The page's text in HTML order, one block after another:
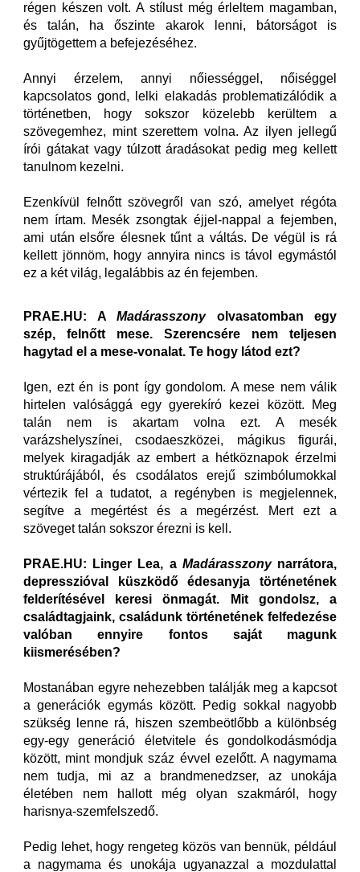
régen készen volt. A stílust még érleltem magamban,
és talán, ha őszinte akarok lenni, bátorságot is
gyűjtögettem a befejezéséhez.
Annyi érzelem, annyi nőiességgel, nőiséggel
kapcsolatos gond, lelki elakadás problematizálódik a
történetben, hogy sokszor közelebb kerültem a
szövegemhez, mint szerettem volna. Az ilyen jellegű
írói gátakat vagy túlzott áradásokat pedig meg kellett
tanulnom kezelni.
Ezenkívül felnőtt szövegről van szó, amelyet régóta
nem írtam. Mesék zsongtak éjjel-nappal a fejemben,
ami után elsőre élesnek tűnt a váltás. De végül is rá
kellett jönnöm, hogy annyira nincs is távol egymástól
ez a két világ, legalábbis az én fejemben.
PRAE.HU: A Madárasszonyolvasatomban egy
szép, felnőtt mese. Szerencsére nem teljesen
hagytad el a mese-vonalat. Te hogy látod ezt?
Igen, ezt én is pont így gondolom. A mese nem válik
hirtelen valósággá egy gyerekíró kezei között. Meg
talán nem is akartam volna ezt. A mesék
varázshelyszínei, csodaeszközei, mágikus figurái,
melyek kiragadják az embert a hétköznapok érzelmi
struktúrájából, és csodálatos erejű szimbólumokkal
vértezik fel a tudatot, a regényben is megjelennek,
segítve a megértést és a megérzést. Mert ezt a
szöveget talán sokszor érezni is kell.
PRAE.HU: Linger Lea, a Madárasszonynarrátora,
depresszióval küszködő édesanyja történetének
felderítésével keresi önmagát. Mit gondolsz, a
családtagjaink, családunk történetének felfedezése
valóban ennyire fontos saját magunk
kiismerésében?
Mostanában egyre nehezebben találják meg a kapcsot
a generációk egymás között. Pedig sokkal nagyobb
szükség lenne rá, hiszen szembeötlőbb a különbség
egy-egy generáció életvitele és gondolkodásmódja
között, mint mondjuk száz évvel ezelőtt. A nagymama
nem tudja, mi az a brandmenedzser, az unokája
életében nem hallott még olyan szakmáról, hogy
harisnya-szemfelszedő.
Pedig lehet, hogy rengeteg közös van bennük, például
a nagymama és unokája ugyanazzal a mozdulattal